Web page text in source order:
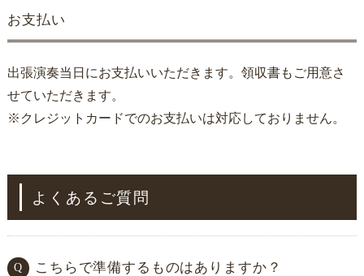
お支払い
出張演奏当日にお支払いいただきます。領収書もご用意さ
せていただきます。
※クレジットカードでのお支払いは対応しておりません。
よくあるご質問
こちらで準備するものはありますか？